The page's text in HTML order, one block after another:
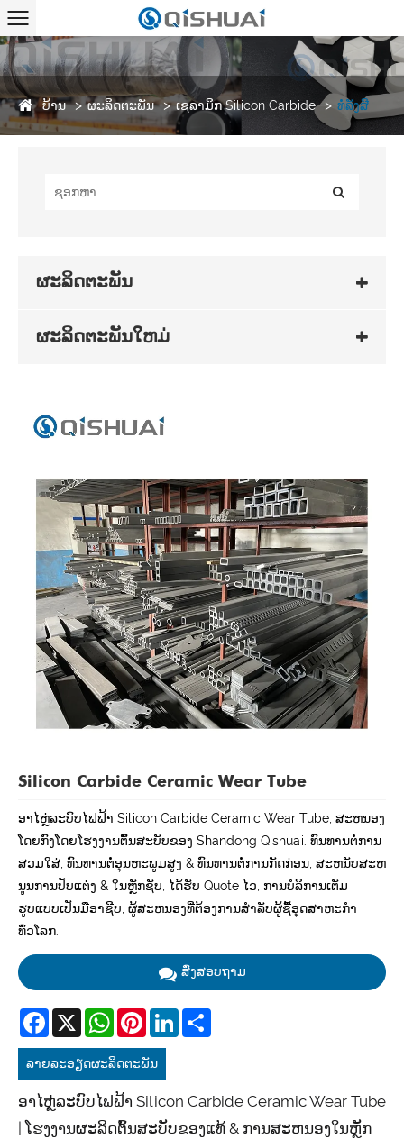
ບ້ານ ຜະລິດຕະພັນ ເຊລາມິກ Silicon Carbide ທໍ່ລັງສີ
ຜະລິດຕະພັນ
ຜະລິດຕະພັນໃຫມ່
Silicon Carbide Ceramic Wear Tube
ອາໄຫຼ່ລະບົບໄຟຟ້າ Silicon Carbide Ceramic Wear Tube, ສະຫນອງ
ໂດຍກົງໂດຍໂຮງງານຕົ້ນສະບັບຂອງ Shandong Qishuai. ທົນທານຕໍ່ການ
ສວມໃສ່, ທົນທານຕໍ່ອຸນຫະພູມສູງ & ທົນທານຕໍ່ການກັດກ່ອນ, ສະຫນັບສະຫ
ນູນການປັບແຕ່ງ & ໃນຫຼັກຊັບ, ໄດ້ຮັບ Quote ໄວ, ການບໍລິການເຕັມ
ຮູບແບບເປັນມືອາຊີບ, ຜູ້ສະຫນອງທີ່ຕ້ອງການສໍາລັບຜູ້ຊື້ອຸດສາຫະກໍາ
ທົ່ວໂລກ.
ສົ່ງສອບຖາມ
Facebook
X WhatsAppPinterestLinkedIn
ລາຍ​ລະ​ອຽດ​ຜະ​ລິດ​ຕະ​ພັນ
ອາໄຫຼ່ລະບົບໄຟຟ້າ Silicon Carbide Ceramic Wear Tube
| ໂຮງງານຜະລິດຕົ້ນສະບັບຂອງແທ້ & ການສະຫນອງໃນຫຼັກ